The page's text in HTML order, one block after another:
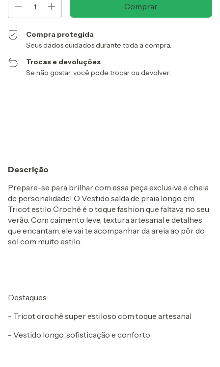
Compra protegida
Seus dados cuidados durante toda a compra.
Trocas e devoluções
Se não gostar, você pode trocar ou devolver.
Descrição
Prepare-se para brilhar com essa peça exclusiva e cheia
de personalidade! O Vestido saída de praia longo em
Tricot estilo Crochê é o toque fashion que faltava no seu
verão. Com caimento leve, textura artesanal e detalhes
que encantam, ele vai te acompanhar da areia ao pôr do
sol com muito estilo.
Destaques:
- Tricot crochê super estiloso com toque artesanal
- Vestido longo, sofisticação e conforto